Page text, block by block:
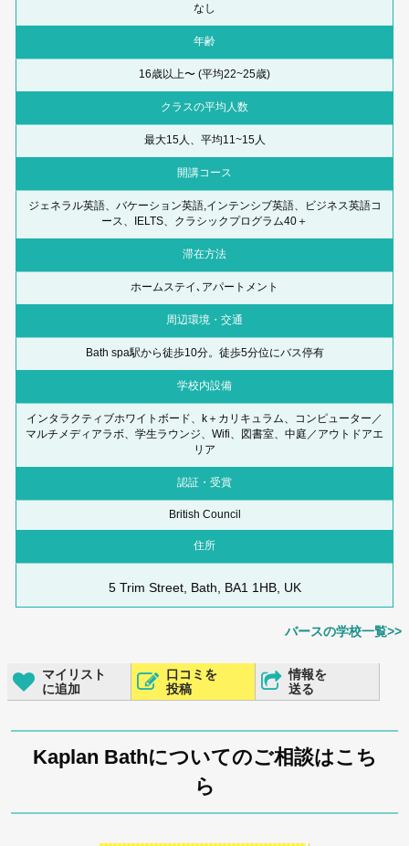
なし
年齢
16歳以上〜 (平均22~25歳)
クラスの平均人数
最大15人、平均11~15人
開講コース
ジェネラル英語、バケーション英語,インテンシブ英語、ビジネス英語コ
ース、IELTS、クラシックプログラム40＋
滞在方法
ホームステイ､アパートメント
周辺環境・交通
Bath spa駅から徒歩10分。徒歩5分位にバス停有
学校内設備
インタラクティブホワイトボード、k＋カリキュラム、コンピューター／
マルチメディアラボ、学生ラウンジ、Wifi、図書室、中庭／アウトドアエ
リア
認証・受賞
British Council
住所
5 Trim Street, Bath, BA1 1HB, UK
バースの学校一覧>>
マイリスト
に追加
口コミを
投稿
情報を
送る
Kaplan Bathについてのご相談はこち
ら